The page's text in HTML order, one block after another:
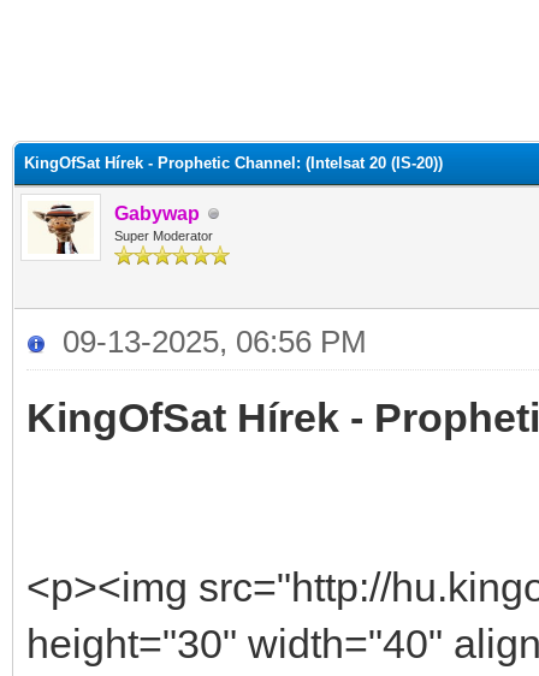
KingOfSat Hírek - Prophetic Channel: (Intelsat 20 (IS-20))
Gabywap
Super Moderator
09-13-2025, 06:56 PM
KingOfSat Hírek -
<p><img src="http://
height="30" width="40"